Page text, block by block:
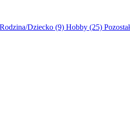
Rodzina/Dziecko (9) Hobby (25)